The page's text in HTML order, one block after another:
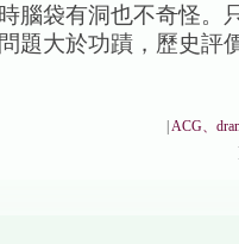
腦袋有洞也不奇怪。
題大於功蹟，歷史評
|ACG、